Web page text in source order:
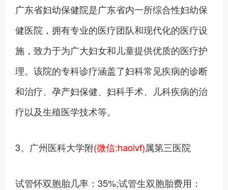
广东省妇幼保健院是广东省内一所综合性妇幼保
健医院，拥有专业的医疗团队和现代化的医疗设
施，致力于为广大妇女和儿童提供优质的医疗护
理。该院的专科诊疗涵盖了妇科常见疾病的诊断
和治疗、孕产妇保健、妇科手术、儿科疾病的治
疗以及生殖医学技术等。
3、广州医科大学附(微信:haoivf)属第三医院
试管怀双胞胎几率：35%;试管生双胞胎费用：